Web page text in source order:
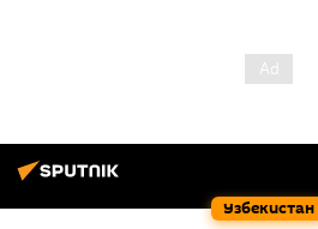
Узбекистан